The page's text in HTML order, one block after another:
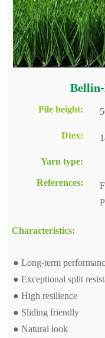
Pile height:
Dtex:
Yarn type:
References:
Characteristics:
● Long-term
● Exceptional split
● High resilience
● Sliding friendly
● Natural look